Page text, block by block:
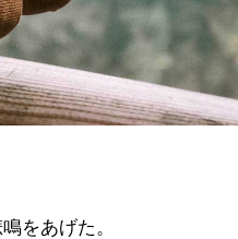
をあげた。